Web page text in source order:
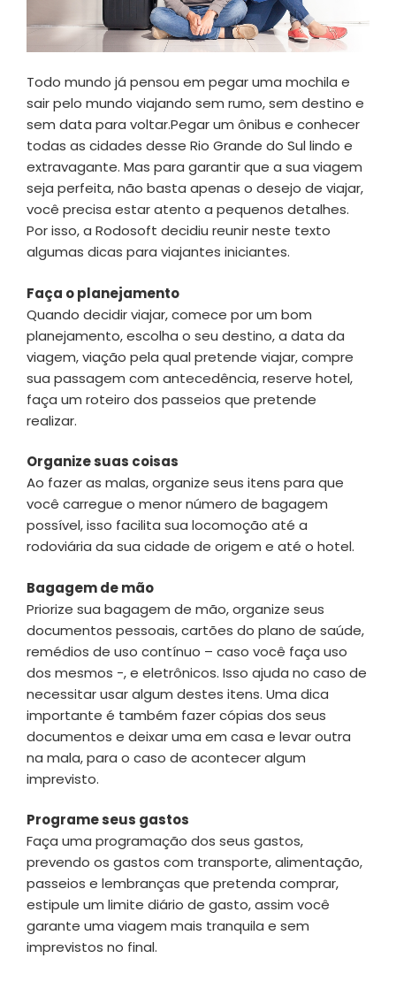
Todo mundo já pensou em pegar uma mochila e
sair pelo mundo viajando sem rumo, sem destino e
sem data para voltar.Pegar um ônibus e conhecer
todas as cidades desse Rio Grande do Sul lindo e
extravagante. Mas para garantir que a sua viagem
seja perfeita, não basta apenas o desejo de viajar,
você precisa estar atento a pequenos detalhes.
Por isso, a Rodosoft decidiu reunir neste texto
algumas dicas para viajantes iniciantes.
Faça o planejamento
Quando decidir viajar, comece por um bom
planejamento, escolha o seu destino, a data da
viagem, viação pela qual pretende viajar, compre
sua passagem com antecedência, reserve hotel,
faça um roteiro dos passeios que pretende
realizar.
Organize suas coisas
Ao fazer as malas, organize seus itens para que
você carregue o menor número de bagagem
possível, isso facilita sua locomoção até a
rodoviária da sua cidade de origem e até o hotel.
Bagagem de mão
Priorize sua bagagem de mão, organize seus
documentos pessoais, cartões do plano de saúde,
remédios de uso contínuo – caso você faça uso
dos mesmos -, e eletrônicos. Isso ajuda no caso de
necessitar usar algum destes itens. Uma dica
importante é também fazer cópias dos seus
documentos e deixar uma em casa e levar outra
na mala, para o caso de acontecer algum
imprevisto.
Programe seus gastos
Faça uma programação dos seus gastos,
prevendo os gastos com transporte, alimentação,
passeios e lembranças que pretenda comprar,
estipule um limite diário de gasto, assim você
garante uma viagem mais tranquila e sem
imprevistos no final.